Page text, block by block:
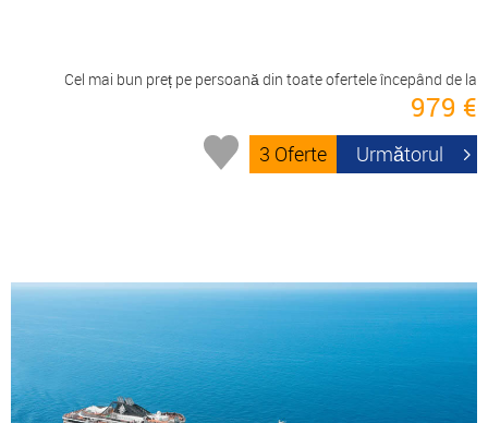
Cel mai bun preț pe persoană din toate ofertele începând de la
979 €
3 Oferte Următorul